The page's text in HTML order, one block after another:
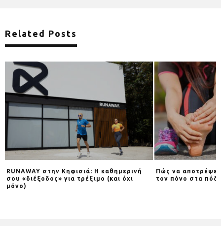
Related Posts
RUNAWAY στην Κηφισιά: Η καθημερινή
σου «διέξοδος» για τρέξιμο (και όχι
μόνο)
Πώς να
τον πόνο στα